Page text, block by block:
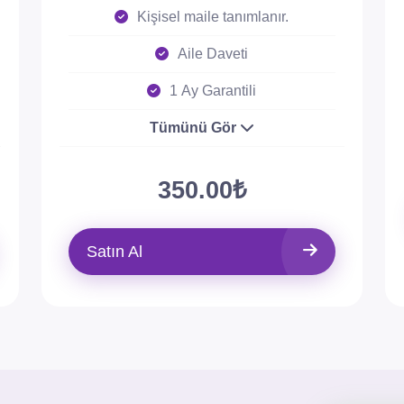
Kişisel maile tanımlanır.
Aile Daveti
1 Ay Garantili
Tümünü Gör
350.00₺
Satın Al